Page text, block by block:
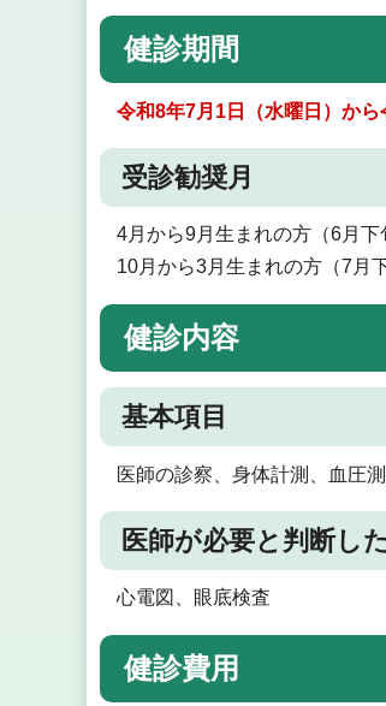
健診期間
令和8年7月1日（水曜日）か
受診勧奨月
4月から9月生まれの方（6月
10月から3月生まれの方（7月
健診内容
基本項目
医師の診察、身体計測、血圧
医師が必要と判断し
心電図、眼底検査
健診費用